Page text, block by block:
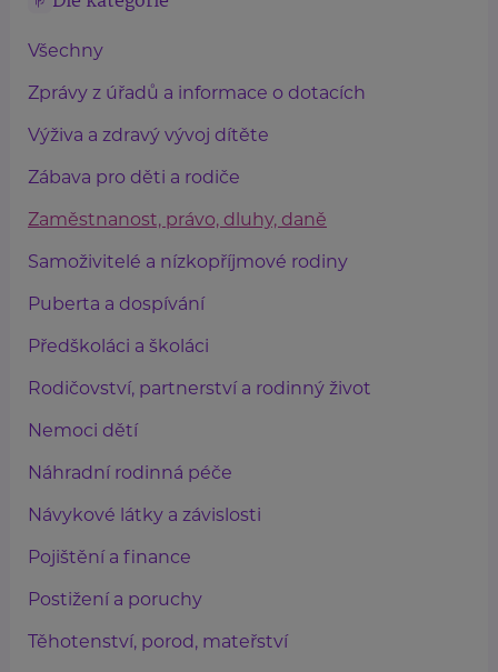
Všechny
Zprávy z úřadů a informace o dotacích
Výživa a zdravý vývoj dítěte
Zábava pro děti a rodiče
Zaměstnanost, právo, dluhy, daně
Samoživitelé a nízkopříjmové rodiny
Puberta a dospívání
Předškoláci a školáci
Rodičovství, partnerství a rodinný život
Nemoci dětí
Náhradní rodinná péče
Návykové látky a závislosti
Pojištění a finance
Postižení a poruchy
Těhotenství, porod, mateřství